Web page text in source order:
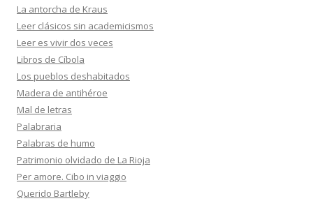
La antorcha de Kraus
Leer clásicos sin academicismos
Leer es vivir dos veces
Libros de Cíbola
Los pueblos deshabitados
Madera de antihéroe
Mal de letras
Palabraria
Palabras de humo
Patrimonio olvidado de La Rioja
Per amore. Cibo in viaggio
Querido Bartleby